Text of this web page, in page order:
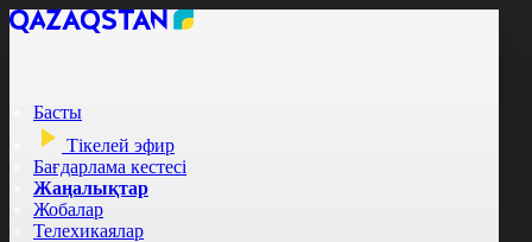
Басты
Тікелей эфир
Бағдарлама кестесі
Жаңалықтар
Жобалар
Телехикаялар